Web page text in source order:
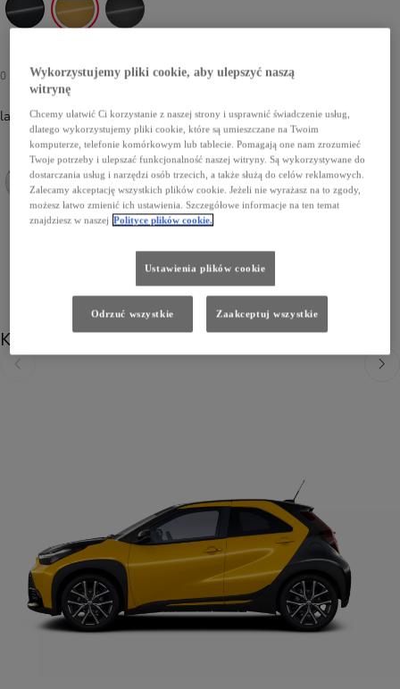
0 zł
lakier perłowy
2PU Platinum Pearl White/Eclipse Black
Koła
Poprzedni
Wykorzystujemy pliki cookie, aby ulepszyć naszą
witrynę
Chcemy ułatwić Ci korzystanie z naszej strony i usprawnić świadczenie usług,
dlatego wykorzystujemy pliki cookie, które są umieszczane na Twoim
komputerze, telefonie komórkowym lub tablecie. Pomagają one nam zrozumieć
Twoje potrzeby i ulepszać funkcjonalność naszej witryny. Są wykorzystywane do
dostarczania usług i narzędzi osób trzecich, a także służą do celów reklamowych.
Zalecamy akceptację wszystkich plików cookie. Jeżeli nie wyrażasz na to zgody,
możesz łatwo zmienić ich ustawienia. Szczegółowe informacje na ten temat
znajdziesz w naszej Polityce plików cookie.
Ustawienia plików cookie
Odrzuć wszystkie Zaakceptuj wszystkie